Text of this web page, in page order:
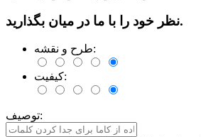
نظر خود را با ما در میان بگذارید.
طرح و نقشه:
کیفیت:
توصیف: